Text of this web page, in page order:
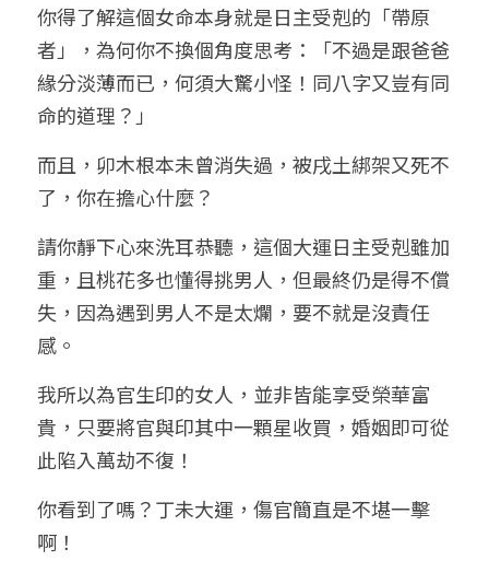
你得了解這個女命本身就是日主受剋的「帶原
者」，為何你不換個角度思考：「不過是跟爸爸
緣分淡薄而已，何須大驚小怪！同八字又豈有同
命的道理？」
而且，卯木根本未曾消失過，被戌土綁架又死不
了，你在擔心什麼？
請你靜下心來洗耳恭聽，這個大運日主受剋雖加
重，且桃花多也懂得挑男人，但最終仍是得不償
失，因為遇到男人不是太爛，要不就是沒責任
感。
我所以為官生印的女人，並非皆能享受榮華富
貴，只要將官與印其中一顆星收買，婚姻即可從
此陷入萬劫不復！
你看到了嗎？丁未大運，傷官簡直是不堪一擊
啊！